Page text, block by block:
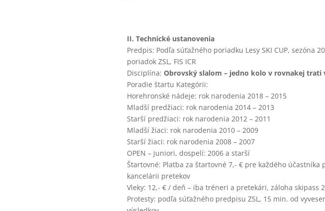
II. Technické ustanovenia
Predpis: Podľa súťažného poriadku Lesy SKI CUP, sezóna
poriadok ZSL, FIS ICR
Disciplína: Obrovský slalom – jedno kolo v rovnakej trati
Poradie štartu Kategórii:
Horehronské nádeje: rok narodenia 2018 – 2015
Mladší predžiaci: rok narodenia 2014 – 2013
Starší predžiaci: rok narodenia 2012 – 2011
Mladší žiaci: rok narodenia 2010 – 2009
Starší žiaci: rok narodenia 2008 – 2007
OPEN – juniori, dospelí: 2006 a starší
Štartovné: Platba za štartovné 7,- € pre každého účastníka
kancelárii pretekov
Vleky: 12,- € / deň – iba tréneri a pretekári, záloha skipass
Protesty: podľa súťažného predpisu ZSL, 15 min. od